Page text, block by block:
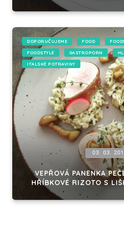
DOPORUČUJEME FOOD
FOODSTYLE GASTROPORN
ITALSKÉ POTRAVINY
03. 03.
VEPŘOVÁ PANENKA
HŘÍBKOVÉ RIZOTO S